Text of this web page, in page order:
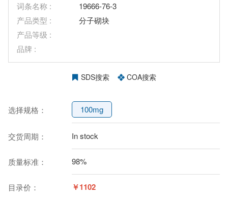
词条名称 :
19666-76-3
产品类型 :
分子砌块
产品等级 :
品牌 :
SDS搜索 COA搜索
选择规格： 100mg
交货周期： In stock
质量标准： 98%
目录价： ￥1102